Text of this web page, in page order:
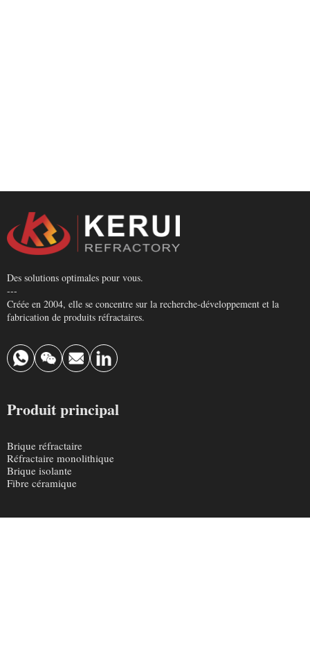
Des solutions optimales pour vous.
---
Créée en 2004, elle se concentre sur la recherche-développement et la
fabrication de produits réfractaires.
Produit principal
Brique réfractaire
Réfractaire monolithique
Brique isolante
Fibre céramique